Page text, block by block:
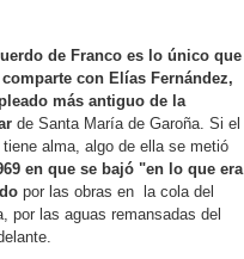
de Franco es lo único que
con Elías Fernández,
más antiguo de la
de Santa María de Garoña. Si el
tiene alma, algo de ella se metió
en que se bajó "en lo que era
por las obras en la cola del
por las aguas remansadas del